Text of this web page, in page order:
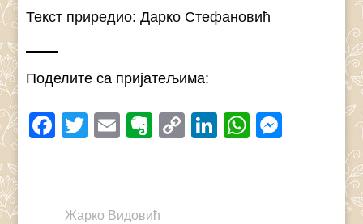
Текст приредио: Дарко Стефановић
Поделите са пријатељима:
Facebook
Twitter
EmailEvernote
CopyLinkedIn
Жарко Видовић